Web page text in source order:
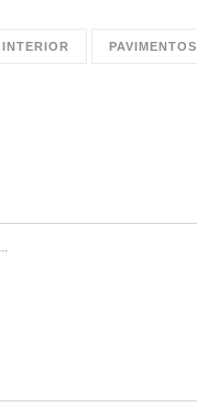
INTERIOR PAVIMENTOS